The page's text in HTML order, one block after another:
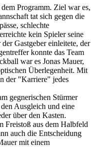
Programm. Ziel war es,
tat sich gegen die
schlechte
kein Spieler seine
Gastgeber einleitete, der
konnte das Team
war es Jonas Mauer,
Überlegenheit. Mit
der "Karriere" jedes
gegnerischen Stürmer
Ausgleich und eine
über den Kasten.
Freistoß aus dem Halbfeld
auch die Entscheidung
mit einem